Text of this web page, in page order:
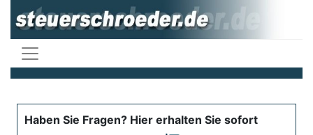
Haben Sie Fragen? Hier erhalten Sie sofort